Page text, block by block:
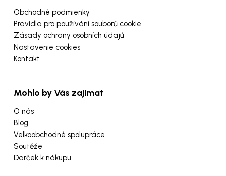
Obchodné podmienky
Pravidla pro používání souborů cookie
Zásady ochrany osobních údajů
Nastavenie cookies
Kontakt
Mohlo by Vás zajímat
O nás
Blog
Velkoobchodné spolupráce
Soutěže
Darček k nákupu